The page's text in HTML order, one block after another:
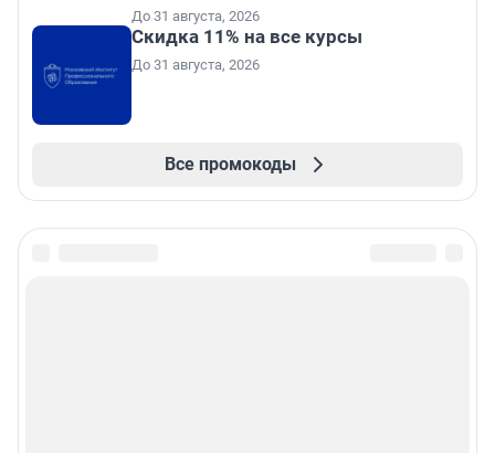
До 31 августа, 2026
Скидка 11% на все курсы
До 31 августа, 2026
Все промокоды